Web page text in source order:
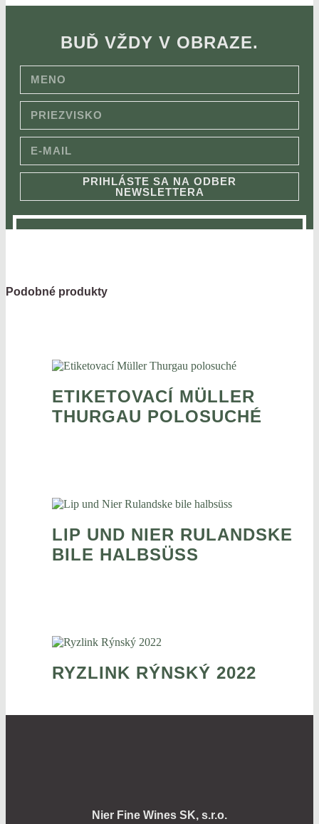
BUĎ VŽDY V OBRAZE.
PRIHLÁSTE SA NA ODBER
NEWSLETTERA
Podobné produkty
ETIKETOVACÍ MÜLLER
THURGAU POLOSUCHÉ
LIP UND NIER RULANDSKE
BILE HALBSÜSS
RYZLINK RÝNSKÝ 2022
Nier Fine Wines SK, s.r.o.